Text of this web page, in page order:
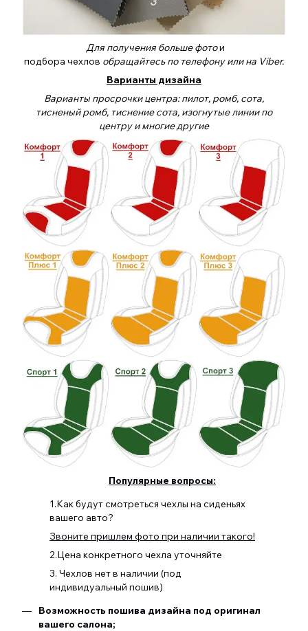
Для получения больше фотои
подбора чехлов обращайтесь по телефону или на Viber.
Варианты дизайна
Варианты просрочки центра: пилот, ромб, сота,
тисненый ромб, тиснение сота, изогнутые линии по
центру и многие другие
Популярные вопросы:
1.Как будут смотреться чехлы на сиденьях
вашего авто?
Звоните пришлем фото при наличии такого!
2.Цена конкретного чехла уточняйте
3. Чехлов нет в наличии (под
индивидуальный пошив)
Возможность пошива дизайна под оригинал
вашего салона;